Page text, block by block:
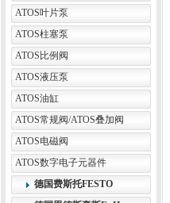
ATOS叶片泵
ATOS柱塞泵
ATOS比例阀
ATOS液压泵
ATOS油缸
ATOS常规阀/ATOS叠加阀
ATOS电磁阀
ATOS数字电子元器件
德国费斯托FESTO